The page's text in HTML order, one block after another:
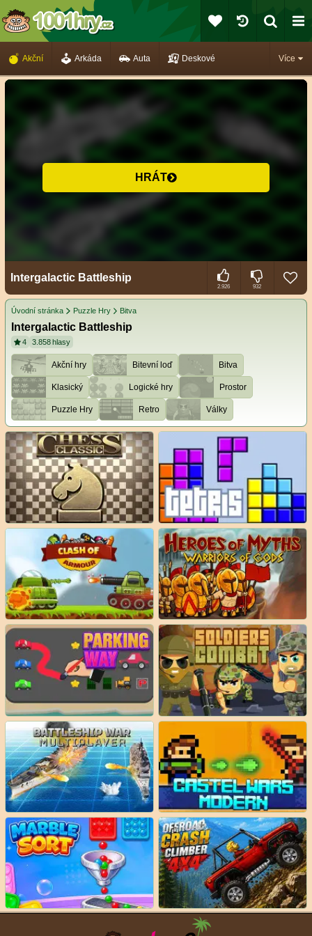
Více
Akční Arkáda Auta Deskové
HRÁT
Intergalactic Battleship
2.926 932
Úvodní stránka Puzzle Hry Bitva
Intergalactic Battleship
4 3.858 hlasy
Akční hry Bitevní loď Bitva
Klasický Logické hry Prostor
Puzzle Hry Retro Války